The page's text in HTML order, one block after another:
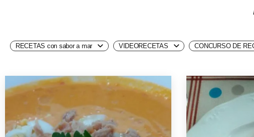
RECETAS con sabor a mar VIDEORECETAS CONCURSO DE